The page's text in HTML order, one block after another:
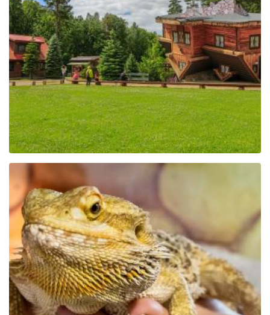
Centrum Edukacji i
Promocji Regionu w
Szymbarku
Park Edukacyjny Zoo –
Egzotyczne Kaszuby w
Tuchlinie